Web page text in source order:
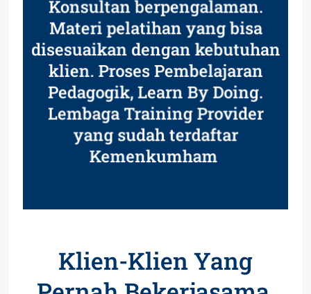
Konsultan berpengalaman.
Materi pelatihan yang bisa
disesuaikan dengan kebutuhan
klien. Proses Pembelajaran
Pedagogik, Learn By Doing.
Lembaga Training Provider
yang sudah terdaftar
Kemenkumham
Klien-Klien Yang